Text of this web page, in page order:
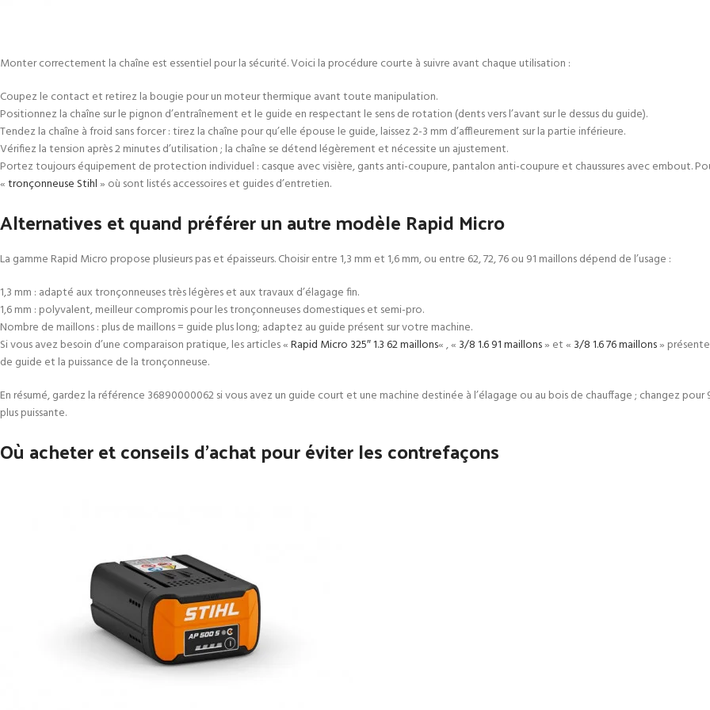
Monter correctement la chaîne est essentiel pour la sécurité. Voici la procédure courte à suivre avant chaque utilisation :
Coupez le contact et retirez la bougie pour un moteur thermique avant toute manipulation.
Positionnez la chaîne sur le pignon d’entraînement et le guide en respectant le sens de rotation (dents vers l’avant sur le dessus du guide).
Tendez la chaîne à froid sans forcer : tirez la chaîne pour qu’elle épouse le guide, laissez 2-3 mm d’affleurement sur la partie inférieure.
Vérifiez la tension après 2 minutes d’utilisation ; la chaîne se détend légèrement et nécessite un ajustement.
Portez toujours équipement de protection individuel : casque avec visière, gants anti-coupure, pantalon anti-coupure et chaussures avec embout.
«tronçonneuse Stihl» où sont listés accessoires et guides d’entretien.
Alternatives et quand préférer un autre modèle Rapid Micro
La gamme Rapid Micro propose plusieurs pas et épaisseurs. Choisir entre 1,3 mm et 1,6 mm, ou entre 62, 72, 76 ou 91 maillons dépend de l’usage :
1,3 mm : adapté aux tronçonneuses très légères et aux travaux d’élagage fin.
1,6 mm : polyvalent, meilleur compromis pour les tronçonneuses domestiques et semi-pro.
Nombre de maillons : plus de maillons = guide plus long; adaptez au guide présent sur votre machine.
Si vous avez besoin d’une comparaison pratique, les articles «Rapid Micro 325″ 1.3 62 maillons« , « 3/8 1.6 91 maillons» et « 3/8 1.6 76 maillons»
de guide et la puissance de la tronçonneuse.
En résumé, gardez la référence 36890000062 si vous avez un guide court et une machine destinée à l’élagage ou au bois de chauffage ; changez
plus puissante.
Où acheter et conseils d’achat pour éviter les contrefaçons